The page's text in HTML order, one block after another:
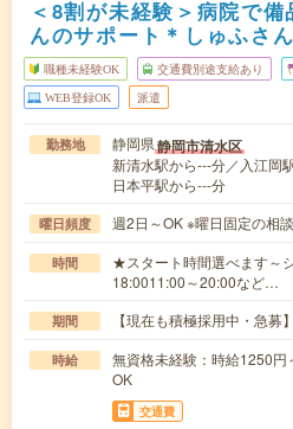
＜8割が未経験＞病院で
んのサポート＊しゅふさ
職種未経験OK 交通費別途支給あり
WEB登録OK 派遣
勤務地 静岡県静岡市清水区
新清水駅から---分／入江岡
日本平駅から---分
曜日頻度 週2日～OK ※曜日固定の相
時間
★スタート時間選べます～
18:0011:00～20:00など…
期間 【現在も積極採用中・急募
時給
無資格未経験：時給1250
OK
交通費